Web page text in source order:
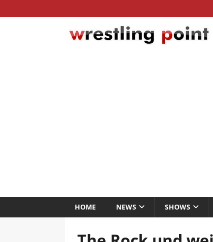
HOME NEWS SHOWS